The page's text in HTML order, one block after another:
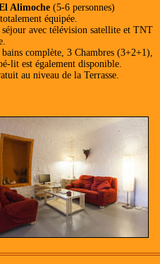
Alimoche (5-6 personnes)
équipée.
séjour avec télévision satellite et TNT
bains complète, 3 Chambres (3+2+1),
lit est également disponible.
au niveau de la Terrasse.